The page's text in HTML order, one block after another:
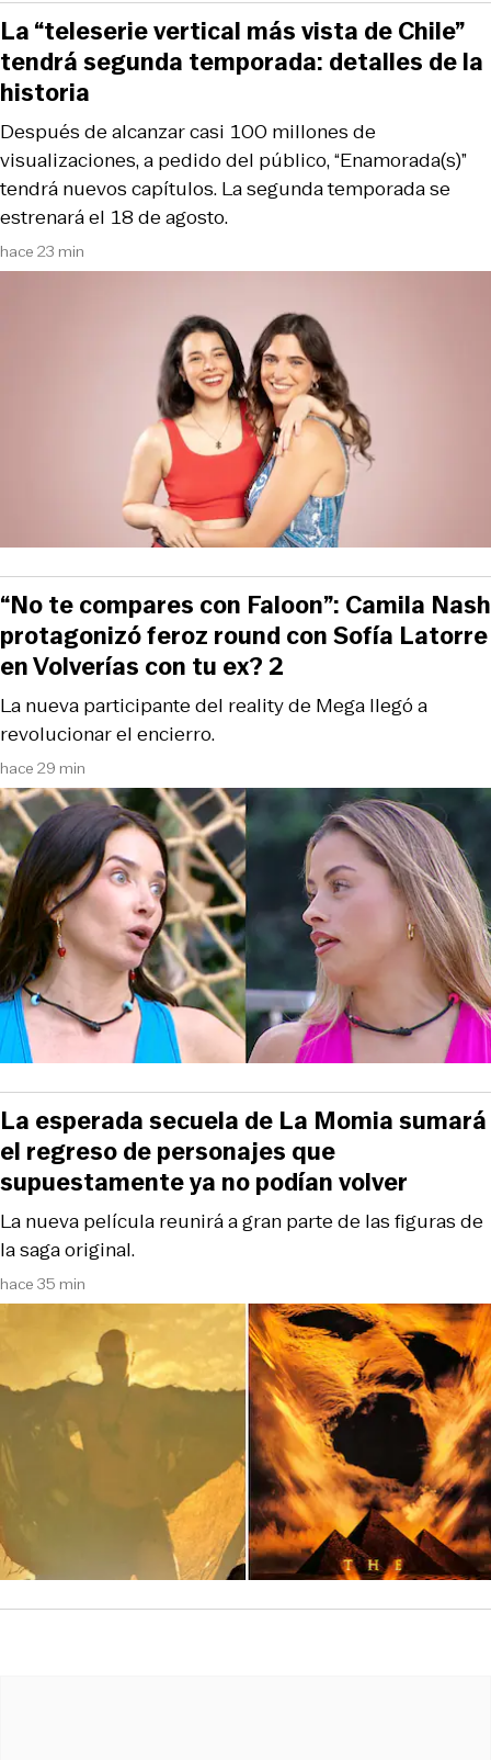
hace 23 min
Después de alcanzar casi 100 millones de
visualizaciones, a pedido del público, “Enamorada(s)”
tendrá nuevos capítulos. La segunda temporada se
estrenará el 18 de agosto.
La “teleserie vertical más vista de Chile”
tendrá segunda temporada: detalles de la
historia
hace 29 min
La nueva participante del reality de Mega llegó a
revolucionar el encierro.
“No te compares con Faloon”: Camila Nash
protagonizó feroz round con Sofía Latorre
en Volverías con tu ex? 2
hace 35 min
La nueva película reunirá a gran parte de las figuras de
la saga original.
La esperada secuela de La Momia sumará
el regreso de personajes que
supuestamente ya no podían volver